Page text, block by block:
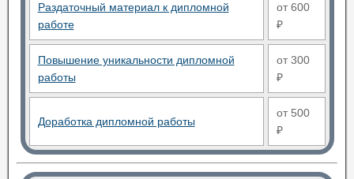
Раздаточный материал к дипломной
работе
от 600
₽
Повышение уникальности дипломной
работы
от 300
₽
Доработка дипломной работы
от 500
₽